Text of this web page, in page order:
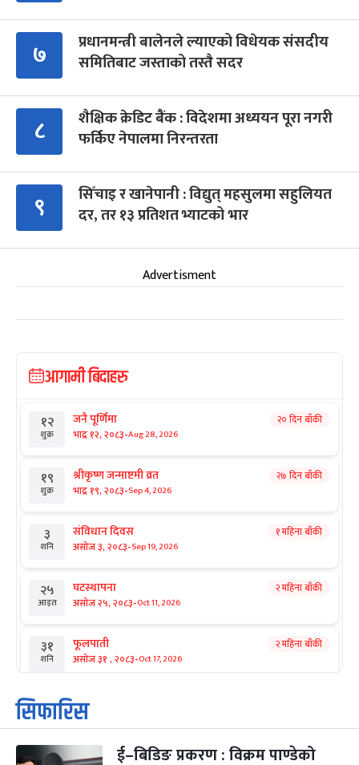
७
प्रधानमन्त्री बालेनले ल्याएको विधेयक संसदीय
समितिबाट जस्ताको तस्तै सदर
८
शैक्षिक क्रेडिट बैंक : विदेशमा अध्ययन पूरा नगरी
फर्किए नेपालमा निरन्तरता
९
सिँचाइ र खानेपानी : विद्युत् महसुलमा सहुलियत
दर, तर १३ प्रतिशत भ्याटको भार
Advertisment
आगामी बिदाहरु
१२
शुक्र
जनै पूर्णिमा
भाद्र १२, २०८३-Aug 28, 2026
२० दिन बाँकी
१९
शुक्र
श्रीकृष्ण जन्माष्टमी व्रत
भाद्र १९, २०८३-Sep 4, 2026
२७ दिन बाँकी
३
शनि
संविधान दिवस
असोज ३, २०८३-Sep 19, 2026
१ महिना बाँकी
२५
आइत
घटस्थापना
असोज २५, २०८३-Oct 11, 2026
२ महिना बाँकी
३१
शनि
फूलपाती
असोज ३१ , २०८३-Oct 17, 2026
२ महिना बाँकी
१
आइत
कार्तिक सङ्क्रान्ति
कार्तिक १, २०८३
३ महानवमी २ महिना बाँकी
सिफारिस
ई–बिडिङ प्रकरण : विक्रम पाण्डेको